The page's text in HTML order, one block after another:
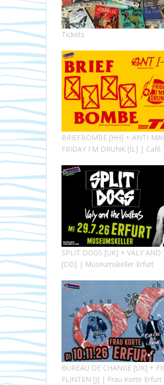
Tickets
BRIEFBOMBE [HH] + ANTI-
FRIDAY I´M DRUNK [IL] |
SPLIT DOGS [UK] + VALY AND
[DD] | Museumskeller Erfurt
BUREAU DE CHANGE [UK] +
FLINTEN [J] | Frau Korte Erfurt